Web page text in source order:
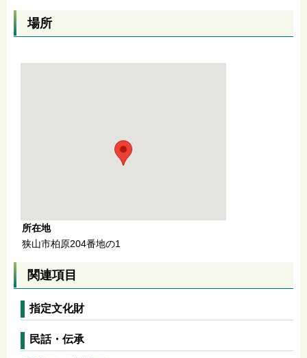
場所
所在地
狭山市柏原204番地の1
関連項目
指定文化財
民話・伝承